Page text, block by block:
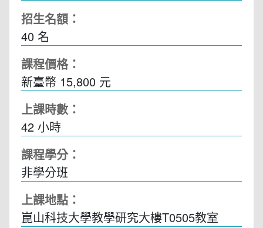
招生名額：
40 名
課程價格：
新臺幣 15,800 元
上課時數：
42 小時
課程學分：
非學分班
上課地點：
崑山科技大學教學研究大樓T0505教室